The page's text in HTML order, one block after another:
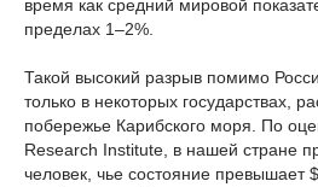
время как средний мировой
пределах 1–2%.
Такой высокий разрыв помимо
только в некоторых государствах,
побережье Карибского моря. По
Research Institute, в нашей стране
человек, чье состояние